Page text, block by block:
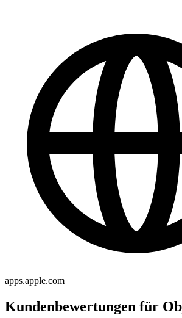
apps.apple.com
Kundenbewertungen für